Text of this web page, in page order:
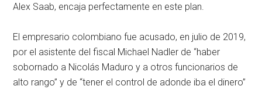
Alex Saab, encaja perfectamente en este plan.
El empresario colombiano fue acusado, en julio de 2019,
por el asistente del fiscal Michael Nadler de “haber
sobornado a Nicolás Maduro y a otros funcionarios de
alto rango” y de “tener el control de adonde iba el dinero”